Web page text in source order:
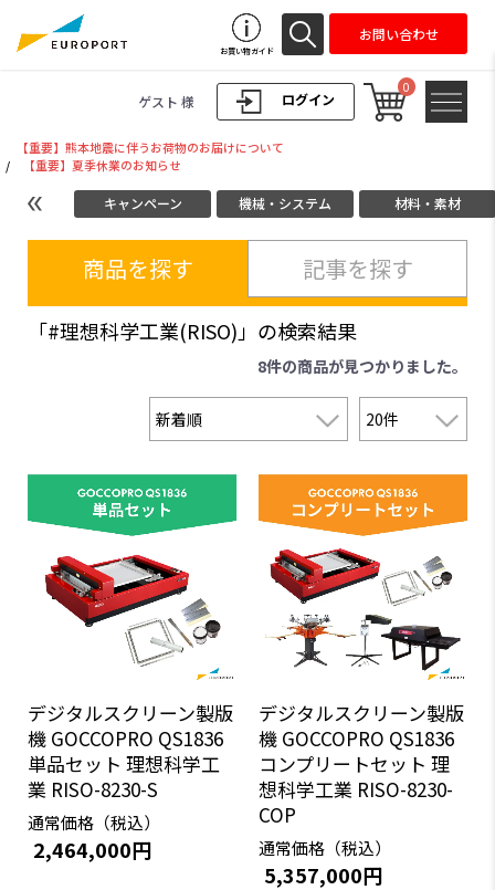
ログイン
ゲスト 様
0
お買い物ガイド
お問い合わせ
【重要】熊本地震に伴うお荷物のお届けについて
/
【重要】夏季休業のお知らせ
キャンペーン 機械・システム 材料・素材
商品を探す 記事を探す
「#理想科学工業(RISO)」の検索結果
8件の商品が見つかりました。
デジタルスクリーン製版
機 GOCCOPRO QS1836
単品セット 理想科学工
業 RISO-8230-S
通常価格（税込）
2,464,000円
デジタルスクリーン製版
機 GOCCOPRO QS1836
コンプリートセット 理
想科学工業 RISO-8230-
COP
通常価格（税込）
5,357,000円